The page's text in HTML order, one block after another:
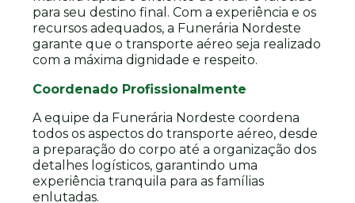
para seu destino final. Com a experiência e os
recursos adequados, a Funerária Nordeste
garante que o transporte aéreo seja realizado
com a máxima dignidade e respeito.
Coordenado Profissionalmente
A equipe da Funerária Nordeste coordena
todos os aspectos do transporte aéreo, desde
a preparação do corpo até a organização dos
detalhes logísticos, garantindo uma
experiência tranquila para as famílias
enlutadas.